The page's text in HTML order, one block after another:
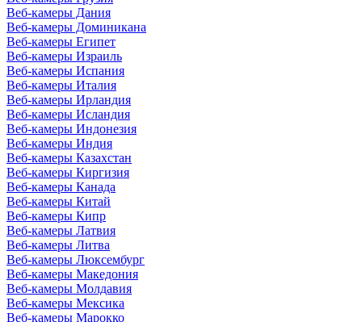
Веб-камеры Дания
Веб-камеры Доминикана
Веб-камеры Египет
Веб-камеры Израиль
Веб-камеры Испания
Веб-камеры Италия
Веб-камеры Ирландия
Веб-камеры Исландия
Веб-камеры Индонезия
Веб-камеры Индия
Веб-камеры Казахстан
Веб-камеры Киргизия
Веб-камеры Канада
Веб-камеры Китай
Веб-камеры Кипр
Веб-камеры Латвия
Веб-камеры Литва
Веб-камеры Люксембург
Веб-камеры Македония
Веб-камеры Молдавия
Веб-камеры Мексика
Веб-камеры Марокко